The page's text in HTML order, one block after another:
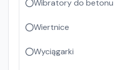
Wibratory do betonu
Wiertnice
Wyciągarki